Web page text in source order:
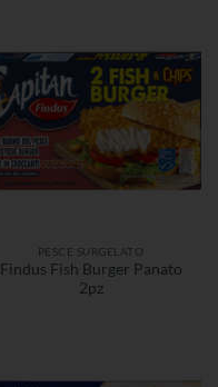
PESCE SURGELATO
Findus Fish Burger Panato
2pz